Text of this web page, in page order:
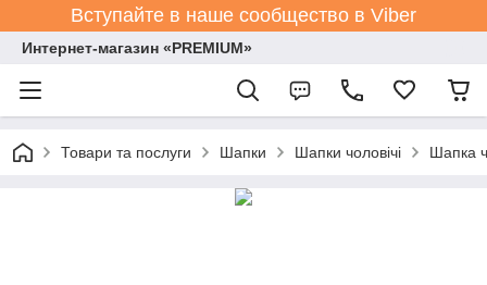
Вступайте в наше сообщество в Viber
Интернет-магазин «PREMIUM»
Товари та послуги Шапки Шапки чоловічі Шапка